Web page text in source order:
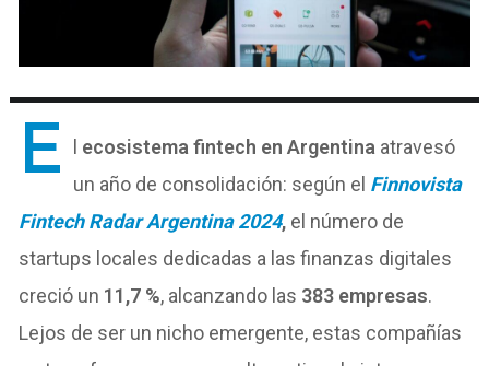
E ecosistema fintech en Argentina atravesó
un año de consolidación: según el Finnovista
Fintech Radar Argentina 2024, el número de
startups locales dedicadas a las finanzas digitales
creció un 11,7 %, alcanzando las 383 empresas.
Lejos de ser un nicho emergente, estas compañías